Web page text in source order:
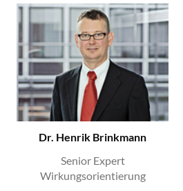
Dr. Henrik Brinkmann
Senior Expert
Wirkungsorientierung